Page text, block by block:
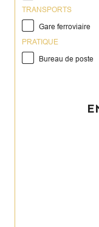
TRANSPORTS
Gare ferroviaire
PRATIQUE
Bureau de poste